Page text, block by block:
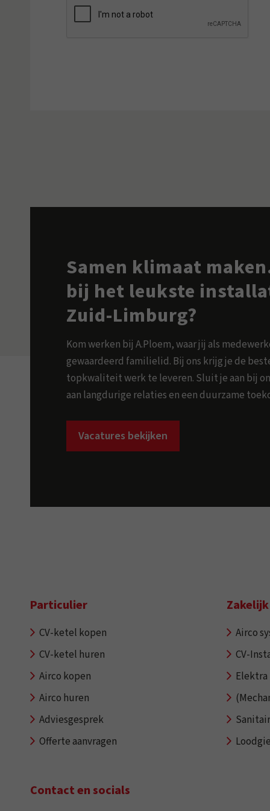
Samen klimaat
bij het leukste
Zuid-Limburg?
Kom werken bij A.Ploem, waar jij als
gewaardeerd familielid. Bij ons krijg je de
topkwaliteit werk te leveren. Sluit je aan bij
aan langdurige relaties en een duurzame
Vacatures bekijken
Particulier
CV-ketel kopen
CV-ketel huren
Airco kopen
Airco huren
Adviesgesprek
Offerte aanvragen
Zakelijk
Airco
CV-
Sanitair
Contact en socials